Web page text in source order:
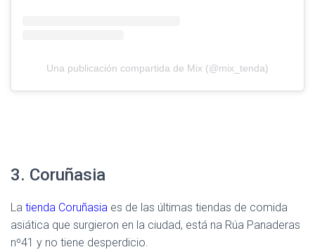
Una publicación compartida de Mix (@mix_tenda)
3. Coruñasia
La tienda Coruñasia es de las últimas tiendas de comida
asiática que surgieron en la ciudad, está na Rúa Panaderas
nº41 y no tiene desperdicio.